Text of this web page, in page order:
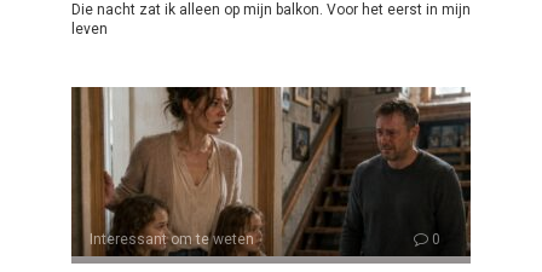
Die nacht zat ik alleen op mijn balkon. Voor het eerst in mijn
leven
Interessant om te weten 0